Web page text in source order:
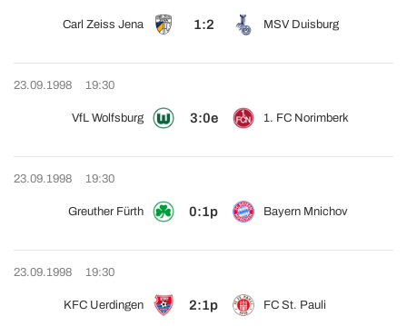
Carl Zeiss Jena 1:2 MSV Duisburg
23.09.1998 19:30
VfL Wolfsburg 3:0e 1. FC Norimberk
23.09.1998 19:30
Greuther Fürth 0:1p Bayern Mnichov
23.09.1998 19:30
KFC Uerdingen 2:1p FC St. Pauli